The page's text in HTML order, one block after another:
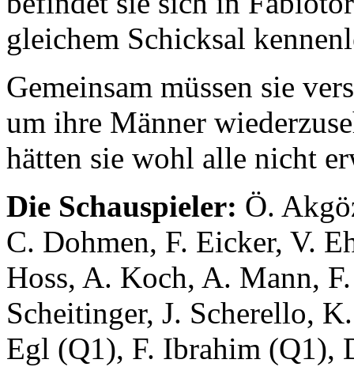
gleichem Schicksal
Gemeinsam müssen sie
um ihre Männer
hätten sie wohl alle nicht
Die Schauspieler: Ö.
C. Dohmen, F. Eicker, V.
Hoss, A. Koch, A. Mann,
Scheitinger, J. Scherello,
Egl (Q1), F. Ibrahim (Q1),